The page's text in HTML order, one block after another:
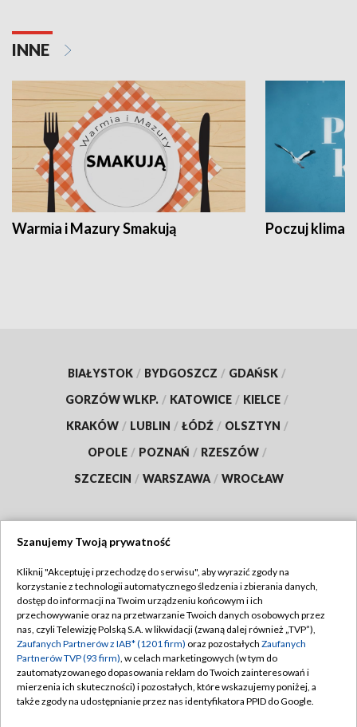
INNE
Warmia i Mazury Smakują Poczuj klimat
BIAŁYSTOK / BYDGOSZCZ / GDAŃSK /
GORZÓW WLKP. / KATOWICE / KIELCE /
KRAKÓW / LUBLIN / ŁÓDŹ / OLSZTYN /
OPOLE / POZNAŃ / RZESZÓW /
SZCZECIN / WARSZAWA / WROCŁAW
TVP
Abonament TVP
Emisja w TVP
Centrum informacji TVP
Naziemna Telewizja Cyfrowa
Regulamin TVP
Polityka prywatności
Moje zgody
Pomoc
Szanujemy Twoją prywatność
Kliknij "Akceptuję i przechodzę do serwisu", aby wyrazić zgody na
korzystanie z technologii automatycznego śledzenia i zbierania danych,
dostęp do informacji na Twoim urządzeniu końcowym i ich
przechowywanie oraz na przetwarzanie Twoich danych osobowych przez
nas, czyli Telewizję Polską S.A. w likwidacji (zwaną dalej również „TVP”),
Zaufanych Partnerów z IAB* (1201 firm) oraz pozostałych Zaufanych
Partnerów TVP (93 firm), w celach marketingowych (w tym do
zautomatyzowanego dopasowania reklam do Twoich zainteresowań i
mierzenia ich skuteczności) i pozostałych, które wskazujemy poniżej, a
także zgody na udostępnianie przez nas identyfikatora PPID do Google.